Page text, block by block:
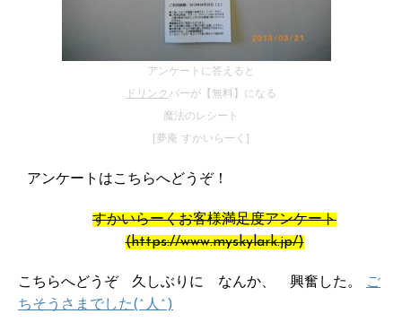
アンケートに答えると
ドリンクバーが【無料】になる
魔法のレシート
[夢庵 すかいらーく]
アンケートはこちらへどうぞ！
すかいらーくお客様満足度アンケート
(https://www.myskylark.jp/)
こちらへどうぞ 久しぶりに なんか、 興奮した。
ご
ちそうさまでした(^人^)